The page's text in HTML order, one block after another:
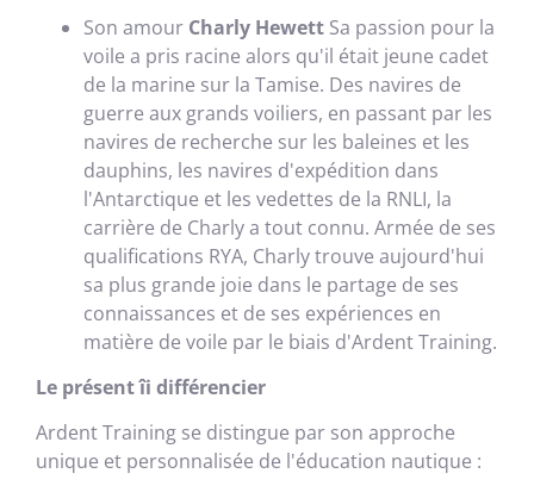
Son amour Charly Hewett Sa passion pour la
voile a pris racine alors qu'il était jeune cadet
de la marine sur la Tamise. Des navires de
guerre aux grands voiliers, en passant par les
navires de recherche sur les baleines et les
dauphins, les navires d'expédition dans
l'Antarctique et les vedettes de la RNLI, la
carrière de Charly a tout connu. Armée de ses
qualifications RYA, Charly trouve aujourd'hui
sa plus grande joie dans le partage de ses
connaissances et de ses expériences en
matière de voile par le biais d'Ardent Training.
Le présentîi différencier
Ardent Training se distingue par son approche
unique et personnalisée de l'éducation nautique :